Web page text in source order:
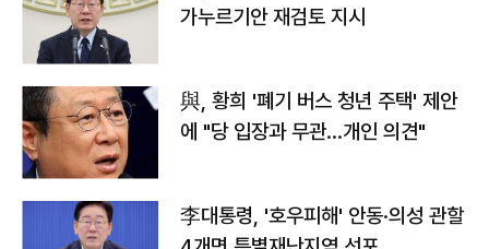
가누르기안 재검토 지시
與, 황희 '폐기 버스 청년 주택' 제안
에 "당 입장과 무관…개인 의견"
李대통령, '호우피해' 안동·의성 관할